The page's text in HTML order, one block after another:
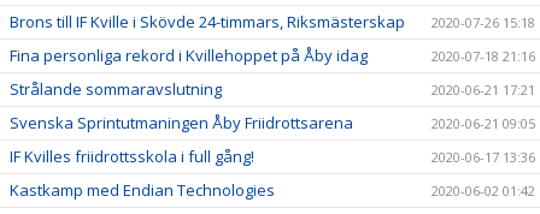
Brons till IF Kville i Skövde 24-timmars, Riksmästerskap 2020-07-26 15:18
Fina personliga rekord i Kvillehoppet på Åby idag 2020-07-18 21:16
Strålande sommaravslutning 2020-06-21 17:21
Svenska Sprintutmaningen Åby Friidrottsarena 2020-06-21 09:05
IF Kvilles friidrottsskola i full gång! 2020-06-17 13:36
Kastkamp med Endian Technologies 2020-06-02 01:42